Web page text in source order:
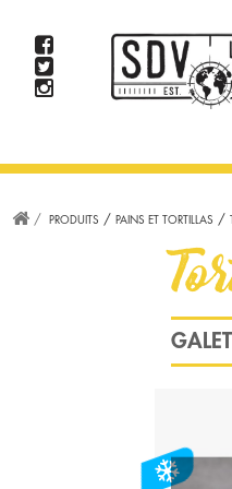
PRODUITS PAINS ET TORTILLAS